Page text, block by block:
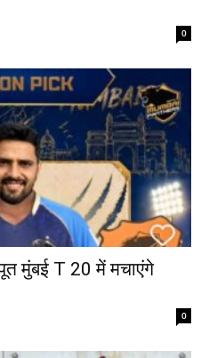
0
मुंबई T 20 में मचाएंगे
0